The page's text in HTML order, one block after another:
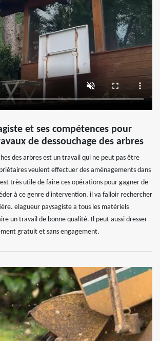
et ses compétences pour
de dessouchage des arbres
des arbres est un travail qui ne peut pas être
veulent effectuer des aménagements dans
très utile de faire ces opérations pour gagner de
à ce genre d'intervention, il va falloir rechercher
elagueur paysagiste a tous les matériels
un travail de bonne qualité. Il peut aussi dresser
gratuit et sans engagement.